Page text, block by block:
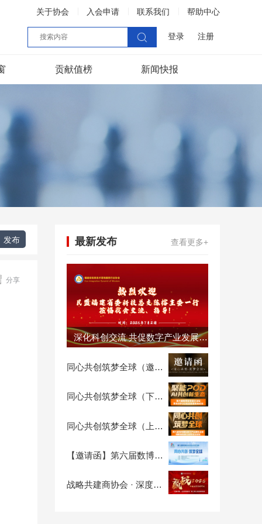
关于协会 入会申请 联系我们 帮助中心
登录 注册
贡献值榜 新闻快报
发布
分享
最新发布 查看更多+
深化科创交流 共促数字产业发展 —— 民盟福建省直属科技总支陈榕主委一行莅临我会指导交流
同心共创筑梦全球（邀请函）
同心共创筑梦全球（下午场）
同心共创筑梦全球（上午场）
【邀请函】第六届数博会暨2026循序自生长，新商业生态专业分论坛
战略共建商协会 · 深度参访计划第二期：走进清铧股份，探秘茶文化经营智慧